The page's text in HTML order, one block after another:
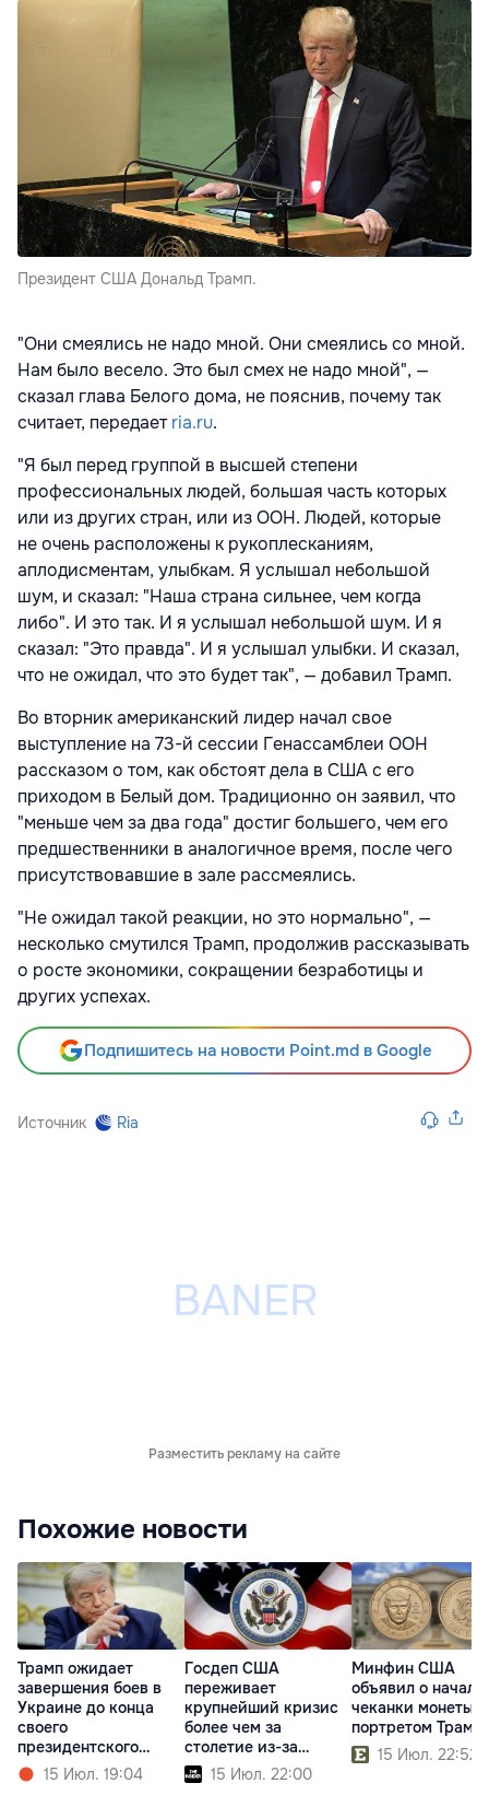
Президент США Дональд Трамп.
"Они смеялись не надо мной. Они смеялись со мной.
Нам было весело. Это был смех не надо мной", —
сказал глава Белого дома, не пояснив, почему так
считает, передаетria.ru.
"Я был перед группой в высшей степени
профессиональных людей, большая часть которых
или из других стран, или из ООН. Людей, которые
не очень расположены к рукоплесканиям,
аплодисментам, улыбкам. Я услышал небольшой
шум, и сказал: "Наша страна сильнее, чем когда
либо". И это так. И я услышал небольшой шум. И я
сказал: "Это правда". И я услышал улыбки. И сказал,
что не ожидал, что это будет так", — добавил Трамп.
Во вторник американский лидер начал свое
выступление на 73-й сессии Генассамблеи ООН
рассказом о том, как обстоят дела в США с его
приходом в Белый дом. Традиционно он заявил, что
"меньше чем за два года" достиг большего, чем его
предшественники в аналогичное время, после чего
присутствовавшие в зале рассмеялись.
"Не ожидал такой реакции, но это нормально", —
несколько смутился Трамп, продолжив рассказывать
о росте экономики, сокращении безработицы и
других успехах.
Подпишитесь на новости Point.md в Google
Источник Ria
Разместить рекламу на сайте
Похожие новости
Трамп ожидает
завершения боев в
Украине до конца
своего
президентского
срока15 Июл. 19:04
Госдеп США
переживает
крупнейший кризис
более чем за
столетие из-за
реформ Трампа
15 Июл. 22:00
Минфин США
объявил о начале
чеканки монеты с
портретом
15 Июл. 22:52